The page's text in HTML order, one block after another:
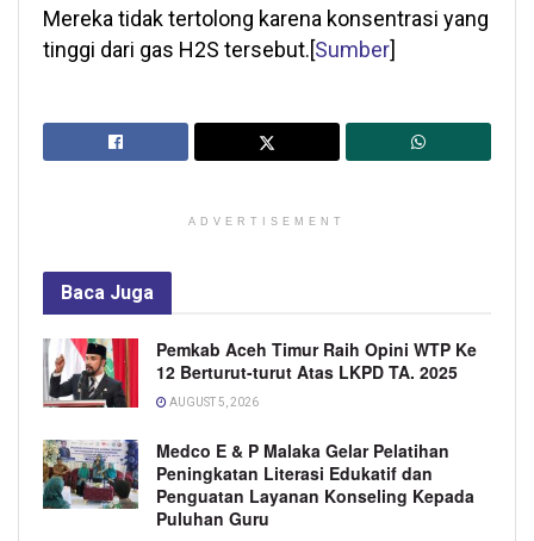
Mereka tidak tertolong karena konsentrasi yang
tinggi dari gas H2S tersebut.[Sumber]
ADVERTISEMENT
Baca Juga
Pemkab Aceh Timur Raih Opini WTP Ke
12 Berturut-turut Atas LKPD TA. 2025
AUGUST 5, 2026
Medco E & P Malaka Gelar Pelatihan
Peningkatan Literasi Edukatif dan
Penguatan Layanan Konseling Kepada
Puluhan Guru